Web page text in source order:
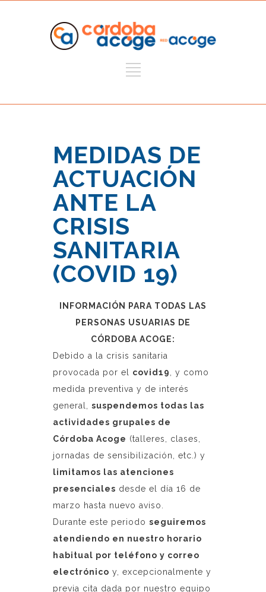
MEDIDAS DE
ACTUACIÓN
ANTE LA
CRISIS
SANITARIA
(COVID 19)
INFORMACIÓN PARA TODAS LAS
PERSONAS USUARIAS DE
CÓRDOBA ACOGE:
Debido a la crisis sanitaria
provocada por el covid19
, y como
medida preventiva y de interés
general, suspendemos todas las
actividades grupales de
Córdoba Acoge (talleres, clases,
jornadas de sensibilización, etc.) y
limitamos las atenciones
presenciales desde el día 16 de
marzo hasta nuevo aviso.
Durante este periodo seguiremos
atendiendo en nuestro horario
habitual por teléfono y correo
electrónico y, excepcionalmente y
previa cita dada por nuestro equipo